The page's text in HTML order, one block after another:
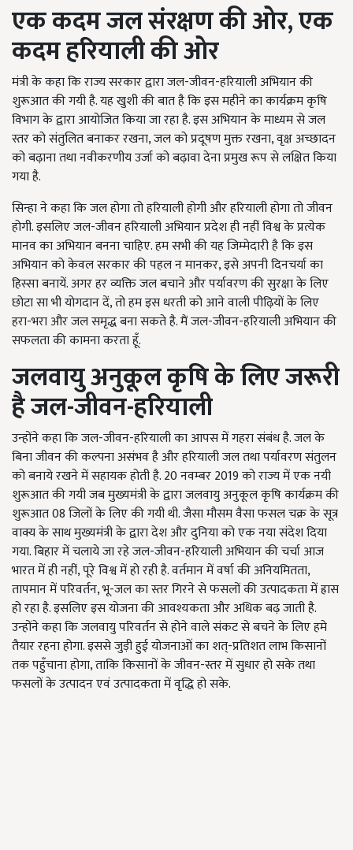
एक कदम जल संरक्षण की ओर,एक
कदम हरियाली की ओर
मंत्री के कहा कि राज्य सरकार द्वारा जल-जीवन-हरियाली अभियान की
शुरूआत की गयी है. यह खुशी की बात है कि इस महीने का कार्यक्रम कृषि
विभाग के द्वारा आयोजित किया जा रहा है. इस अभियान के माध्यम से जल
स्तर को संतुलित बनाकर रखना, जल को प्रदूषण मुक्त रखना, वृक्ष अच्छादन
को बढ़ाना तथा नवीकरणीय उर्जा को बढ़ावा देना प्रमुख रूप से लक्षित किया
गया है.
सिन्हा ने कहा कि जल होगा तो हरियाली होगी और हरियाली होगा तो जीवन
होगी. इसलिए जल-जीवन हरियाली अभियान प्रदेश ही नहीं विश्व के प्रत्येक
मानव का अभियान बनना चाहिए. हम सभी की यह जिम्मेदारी है कि इस
अभियान को केवल सरकार की पहल न मानकर, इसे अपनी दिनचर्या का
हिस्सा बनायें. अगर हर व्यक्ति जल बचाने और पर्यावरण की सुरक्षा के लिए
छोटा सा भी योगदान दें, तो हम इस धरती को आने वाली पीढ़ियों के लिए
हरा-भरा और जल समृद्ध बना सकते है. मैं जल-जीवन-हरियाली अभियान की
सफलता की कामना करता हूँ.
जलवायु अनुकूल कृषि के लिए जरूरी
है जल-जीवन-हरियाली
उन्होंने कहा कि जल-जीवन-हरियाली का आपस में गहरा संबंध है. जल के
बिना जीवन की कल्पना असंभव है और हरियाली जल तथा पर्यावरण संतुलन
को बनाये रखने में सहायक होती है. 20 नवम्बर 2019 को राज्य में एक नयी
शुरूआत की गयी जब मुख्यमंत्री के द्वारा जलवायु अनुकूल कृषि कार्यक्रम की
शुरूआत 08 जिलों के लिए की गयी थी. जैसा मौसम वैसा फसल चक्र के सूत्र
वाक्य के साथ मुख्यमंत्री के द्वारा देश और दुनिया को एक नया संदेश दिया
गया. बिहार में चलाये जा रहे जल-जीवन-हरियाली अभियान की चर्चा आज
भारत में ही नहीं, पूरे विश्व में हो रही है. वर्तमान में वर्षा की अनियमितता,
तापमान में परिवर्तन, भू-जल का स्तर गिरने से फसलों की उत्पादकता में ह्रास
हो रहा है. इसलिए इस योजना की आवश्यकता और अधिक बढ़ जाती है.
उन्होंने कहा कि जलवायु परिवर्तन से होने वाले संकट से बचने के लिए हमे
तैयार रहना होगा. इससे जुड़ी हुई योजनाओं का शत्-प्रतिशत लाभ किसानों
तक पहुँचाना होगा, ताकि किसानों के जीवन-स्तर में सुधार हो सके तथा
फसलों के उत्पादन एवं उत्पादकता में वृद्धि हो सके.